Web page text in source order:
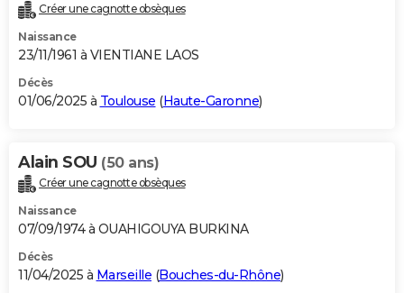
Dictionnaire
Biographies
Citations
Expressions
Proverbes
PROGRAMME TV
COPAINS D'AVANT
S'inscrire
Se connecter
Lycées
Collèges
Primaires
Universités
Entreprises
Service militaire
Avis de recherche
AVIS DE DÉCÈS
Bricolage
Lifestyle
Culture
Sport
Auto
Television
Voyage
Cinema
Créer une cagnotte obsèques
Naissance
23/11/1961 à VIENTIANE LAOS
Décès
01/06/2025 à Toulouse (Haute-Garonne)
Alain SOU (50 ans)
Créer une cagnotte obsèques
Naissance
07/09/1974 à OUAHIGOUYA BURKINA
Décès
11/04/2025 à Marseille (Bouches-du-Rhône)